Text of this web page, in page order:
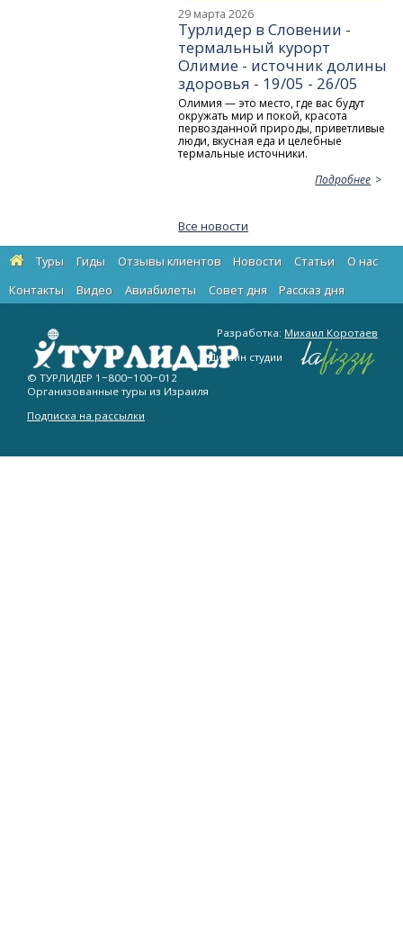
29 марта 2026
Турлидер в Словении -
термальный курорт
Олимие - источник долины
здоровья - 19/05 - 26/05
Олимия — это место, где вас будут
окружать мир и покой, красота
первозданной природы, приветливые
люди, вкусная еда и целебные
термальные источники.
Подробнее
Все новости
Туры Гиды Отзывы клиентов Новости Статьи
О нас
Контакты
Видео Авиабилеты Cовет дня Рассказ дня
© ТУРЛИДЕР 1−800−100−012
Организованные туры из Израиля
Подписка на рассылки
Разработка: Михаил Коротаев
Дизайн студии